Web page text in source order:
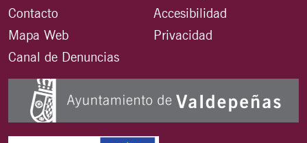
Contacto
Mapa Web
Canal de Denuncias
Accesibilidad
Privacidad